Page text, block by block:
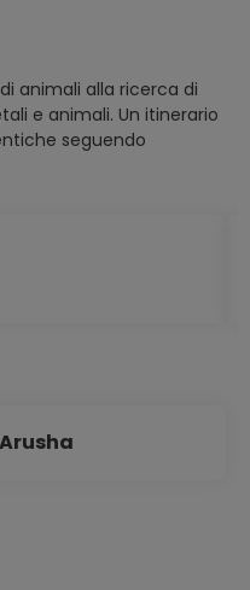
animali alla ricerca di
e animali. Un itinerario
seguendo
Arusha